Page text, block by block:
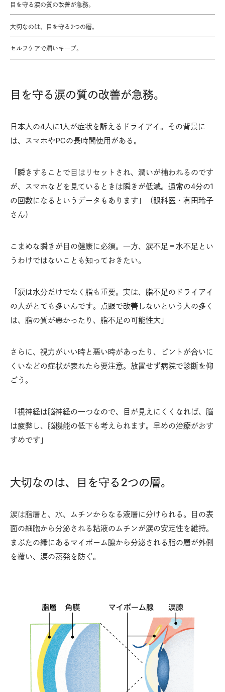
目を守る涙の質の改善が急務。
大切なのは、目を守る2つの層。
セルフケアで潤いキープ。
目を守る涙の質の改善が急務。
日本人の4人に1人が症状を訴えるドライアイ。その背景に
は、スマホやPCの長時間使用がある。
「瞬きすることで目はリセットされ、潤いが補われるのです
が、スマホなどを見ているときは瞬きが低減。通常の4分の1
の回数になるというデータもあります」（眼科医・有田玲子
さん）
こまめな瞬きが目の健康に必須。一方、涙不足＝水不足とい
うわけではないことも知っておきたい。
「涙は水分だけでなく脂も重要。実は、脂不足のドライアイ
の人がとても多いんです。点眼で改善しないという人の多く
は、脂の質が悪かったり、脂不足の可能性大」
さらに、視力がいい時と悪い時があったり、ピントが合いに
くいなどの症状が表れたら要注意。放置せず病院で診断を仰
ごう。
「視神経は脳神経の一つなので、目が見えにくくなれば、脳
は疲弊し、脳機能の低下も考えられます。早めの治療がおす
すめです」
大切なのは、目を守る2つの層。
涙は脂層と、水、ムチンからなる液層に分けられる。目の表
面の細胞から分泌される粘液のムチンが涙の安定性を維持。
まぶたの縁にあるマイボーム腺から分泌される脂の層が外側
を覆い、涙の蒸発を防ぐ。